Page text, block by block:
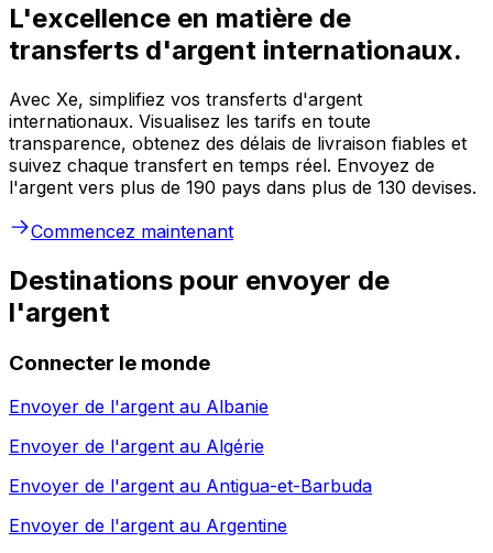
L'excellence en matière de
transferts d'argent internationaux.
Avec Xe, simplifiez vos transferts d'argent
internationaux. Visualisez les tarifs en toute
transparence, obtenez des délais de livraison fiables et
suivez chaque transfert en temps réel. Envoyez de
l'argent vers plus de 190 pays dans plus de 130 devises.
Commencez maintenant
Destinations pour envoyer de
l'argent
Connecter le monde
Envoyer de l'argent au Albanie
Envoyer de l'argent au Algérie
Envoyer de l'argent au Antigua-et-Barbuda
Envoyer de l'argent au Argentine